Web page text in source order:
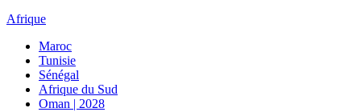
Afrique
Maroc
Tunisie
Sénégal
Afrique du Sud
Oman | 2028